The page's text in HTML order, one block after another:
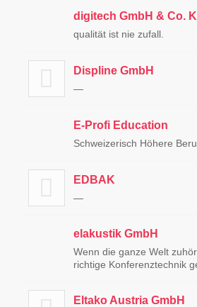
digitech GmbH & Co.
qualität ist nie zufall.
Displine GmbH
—
E-Profi Education
Schweizerisch Höhere
EDBAK
—
elakustik GmbH
Wenn die ganze Welt
richtige Konferenztechnik
Eltako Austria GmbH